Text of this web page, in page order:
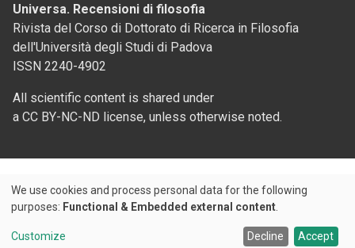
Universa. Recensioni di filosofia
Rivista del Corso di Dottorato di Ricerca in Filosofia
dell'Università degli Studi di Padova
ISSN 2240-4902
All scientific content is shared under
a CC BY-NC-ND license, unless otherwise noted.
© 2026 Padova University Press - Università degli Studi di Padova
Use
of
We use cookies and process personal data for the following
purposes: Functional & Embedded external content
Customize Decline Accept